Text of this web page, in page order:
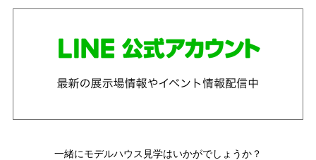
一緒にモデルハウス見学はいかがでしょうか？